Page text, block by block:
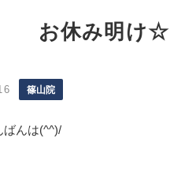
お休み明け☆
篠山院
ばんは(^^)/